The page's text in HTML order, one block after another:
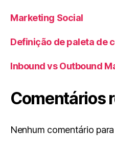
Marketing Social
Definição de paleta de
Inbound vs Outbound
Comentários
Nenhum comentário